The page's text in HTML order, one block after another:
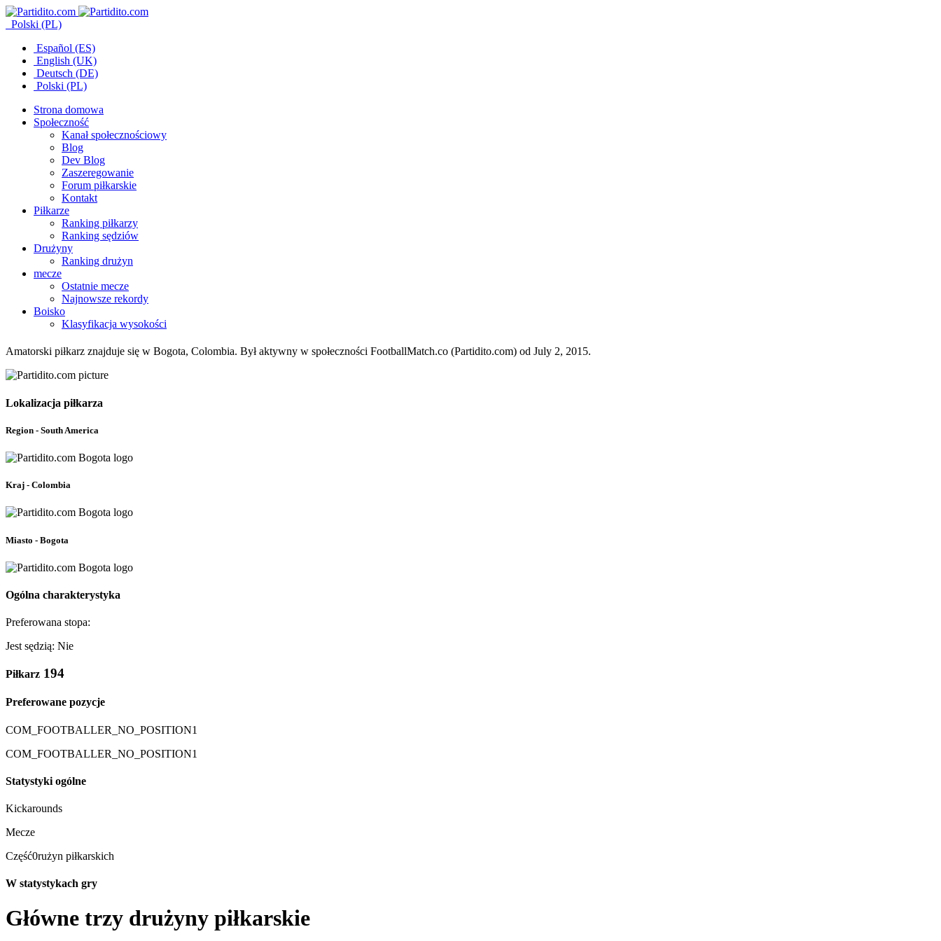
Polski (PL)
Español (ES)
English (UK)
Deutsch (DE)
Polski (PL)
Strona domowa
Społeczność
Kanał społecznościowy
Blog
Dev Blog
Zaszeregowanie
Forum piłkarskie
Kontakt
Piłkarze
Ranking piłkarzy
Ranking sędziów
Drużyny
Ranking drużyn
mecze
Ostatnie mecze
Najnowsze rekordy
Boisko
Klasyfikacja wysokości
Amatorski piłkarz znajduje się w Bogota, Colombia. Był aktywny w społeczności FootballMatch.co (Partidito.com) od July 2, 2015.
Lokalizacja piłkarza
Region - South America
Kraj - Colombia
Miasto - Bogota
Ogólna charakterystyka
Preferowana stopa:
Jest sędzią: Nie
Piłkarz 194
Preferowane pozycje
COM_FOOTBALLER_NO_POSITION1
COM_FOOTBALLER_NO_POSITION1
Statystyki ogólne
Kickarounds
Mecze
Część0rużyn piłkarskich
W statystykach gry
Główne trzy drużyny piłkarskie